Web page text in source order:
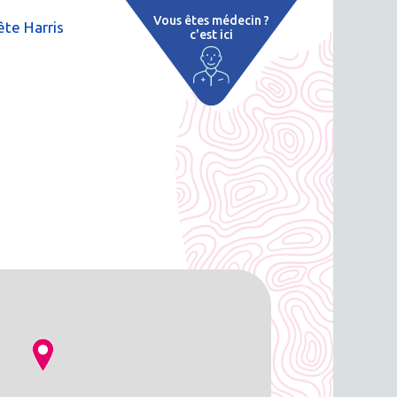
Harris
Vous êtes médecin ?
c'est ici